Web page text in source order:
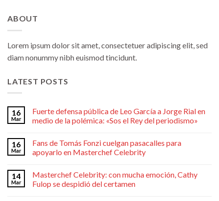
ABOUT
Lorem ipsum dolor sit amet, consectetuer adipiscing elit, sed
diam nonummy nibh euismod tincidunt.
LATEST POSTS
16
Mar
Fuerte defensa pública de Leo García a Jorge Rial en
medio de la polémica: «Sos el Rey del periodismo»
16
Mar
Fans de Tomás Fonzi cuelgan pasacalles para
apoyarlo en Masterchef Celebrity
14
Mar
Masterchef Celebrity: con mucha emoción, Cathy
Fulop se despidió del certamen